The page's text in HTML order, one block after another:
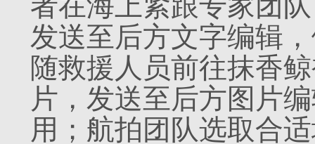
发送至后方文字编辑
随救援人员前往抹香
片，发送至后方图片
用；航拍团队选取合